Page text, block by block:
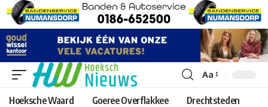
Lettergrootte
aanpassen
Aa
Hoeksche Waard Goeree Overflakkee Drechtsteden